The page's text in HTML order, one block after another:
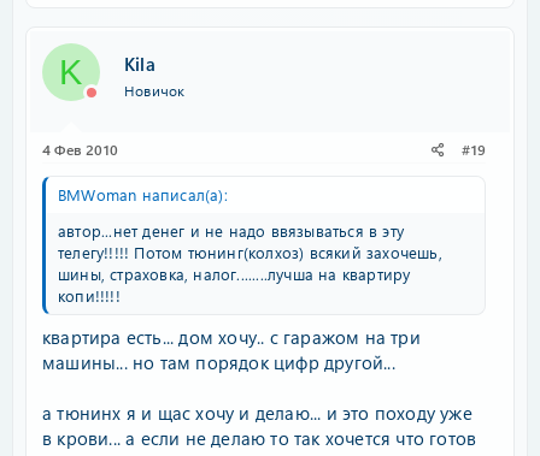
K Kila
Новичок
4 Фев 2010 #19
BMWoman написал(а):
автор...нет денег и не надо ввязываться в эту
телегу!!!!! Потом тюнинг(колхоз) всякий захочешь,
шины, страховка, налог........лучша на квартиру
копи!!!!!
квартира есть... дом хочу.. с гаражом на три
машины... но там порядок цифр другой...
а тюнинх я и щас хочу и делаю... и это походу уже
в крови... а если не делаю то так хочется что готов